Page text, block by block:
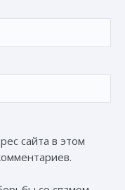
сайта в этом